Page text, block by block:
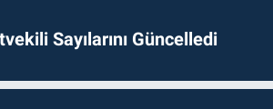
Sayılarını Güncelledi